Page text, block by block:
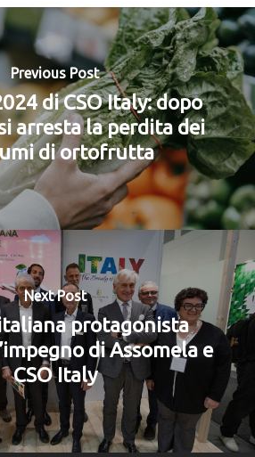
Previous Post
di CSO Italy: dopo
arresta la perdita dei
di ortofrutta
Next Post
protagonista
di Assomela e
CSO Italy